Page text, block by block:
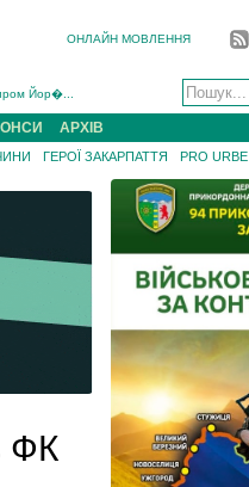
ОНЛАЙН МОВЛЕННЯ
роки �...
gree...
АРХІВ
ГЕРОЇ ЗАКАРПАТТЯ PRO URBE
ФК